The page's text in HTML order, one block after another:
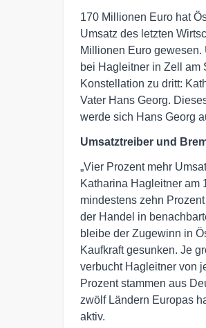
170 Millionen Euro hat
Umsatz des letzten
Millionen Euro gewesen.
bei Hagleitner in Zell am
Konstellation zu dritt:
Vater Hans Georg.
werde sich Hans Georg
Umsatztreiber und
„Vier Prozent mehr
Katharina Hagleitner am
mindestens zehn
der Handel in
bleibe der Zugewinn in
Kaufkraft gesunken. Je
verbucht Hagleitner von
Prozent stammen aus
zwölf Ländern Europas
aktiv.